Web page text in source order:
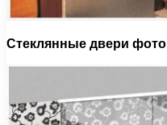
Стеклянные двери фото